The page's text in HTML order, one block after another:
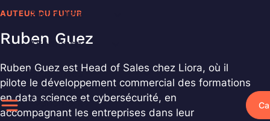
contenu
Particuliers
Alternance
Entreprises
Événements
AUTEUR DU FUTUR
Ruben Guez
Ruben Guez est Head of Sales chez Liora, où il
pilote le développement commercial des formations
en data science et cybersécurité, en
accompagnant les entreprises dans leur